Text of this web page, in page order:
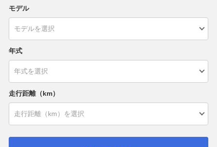
モデル
年式
走行距離（km）